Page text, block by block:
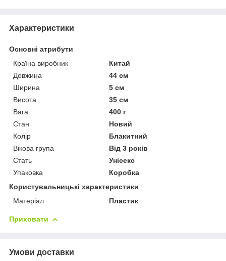
Характеристики
Основні атрибути
Країна виробник
Китай
Довжина
44 см
Ширина
5 см
Висота
35 см
Вага
400 г
Стан
Новий
Колір
Блакитний
Вікова група
Від 3 років
Стать
Унісекс
Упаковка
Коробка
Користувальницькі характеристики
Матеріал
Пластик
Приховати
Умови доставки